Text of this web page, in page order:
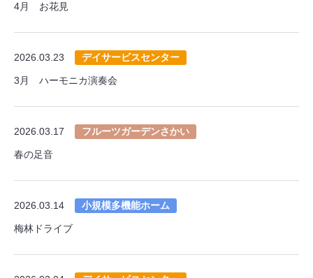
4月 お花見
2026.03.23 デイサービスセンター
3月 ハーモニカ演奏会
2026.03.17 フルーツガーデンさかい
春の足音
2026.03.14 小規模多機能ホーム
梅林ドライブ